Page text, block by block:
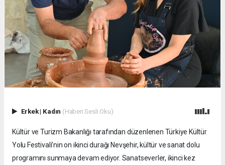
Erkek| Kadın (Haberi Sesli Oku)
Kültür ve Turizm Bakanlığı tarafından düzenlenen Türkiye Kültür
Yolu Festivali’nin on ikinci durağı Nevşehir, kültür ve sanat dolu
programını sunmaya devam ediyor. Sanatseverler, ikinci kez